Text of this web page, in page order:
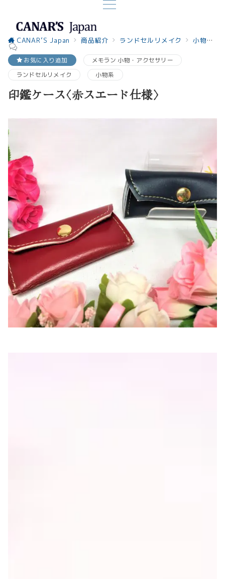
CANAR’S Japan 商品紹介 ランドセルリメイク 小物系
お気に入り追加
メモラン 小物・アクセサリー
ランドセルリメイク
小物系
印鑑ケース〈赤スエード仕様〉